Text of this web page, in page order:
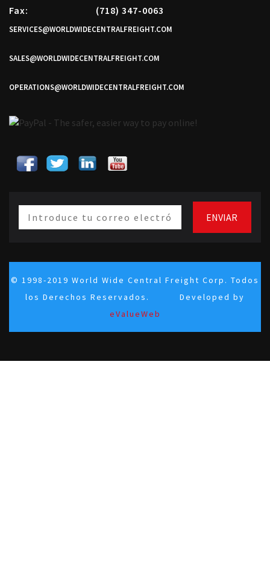
Fax: (718) 347-0063
SERVICES@WORLDWIDECENTRALFREIGHT.COM
SALES@WORLDWIDECENTRALFREIGHT.COM
OPERATIONS@WORLDWIDECENTRALFREIGHT.COM
© 1998-2019 World Wide Central Freight Corp. Todos
los Derechos Reservados. Developed by
eValueWeb